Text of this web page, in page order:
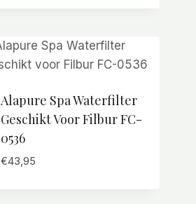
Alapure Spa Waterfilter
Geschikt Voor Filbur FC-
0536
€43,95